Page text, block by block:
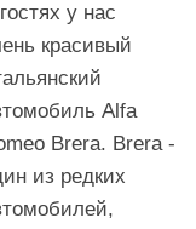
у нас
красивый
Alfa
Brera. Brera -
из редких